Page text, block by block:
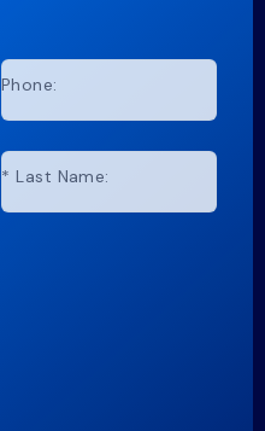
Phone:
* Last Name: